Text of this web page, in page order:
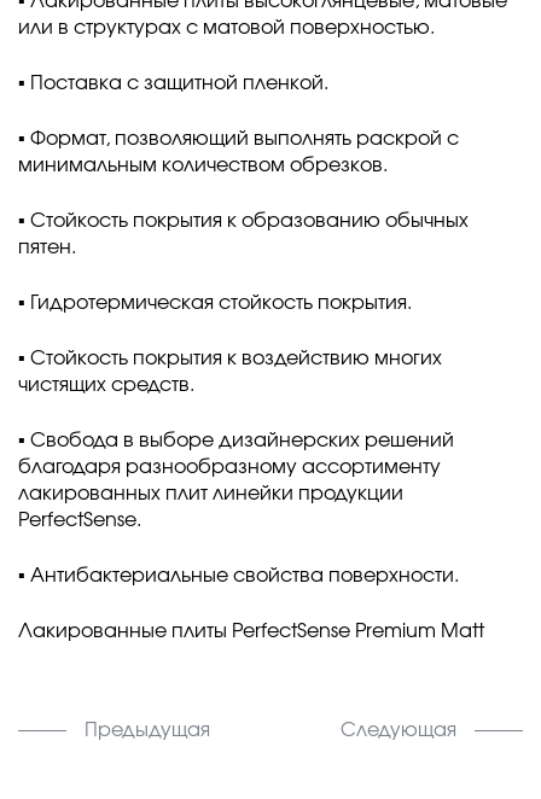
или в структурах с матовой поверхностью.
▪️ Поставка с защитной пленкой.
▪️ Формат, позволяющий выполнять раскрой с
минимальным количеством обрезков.
▪️ Стойкость покрытия к образованию обычных
пятен.
▪️ Гидротермическая стойкость покрытия.
▪️ Стойкость покрытия к воздействию многих
чистящих средств.
▪️ Свобода в выборе дизайнерских решений
благодаря разнообразному ассортименту
лакированных плит линейки продукции
PerfectSense.
▪️ Антибактериальные свойства поверхности.
Лакированные плиты PerfectSense Premium Matt
Предыдущая Следующая